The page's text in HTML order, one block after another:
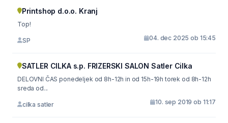
Printshop d.o.o. Kranj
Top!
SP 04. dec 2025 ob 15:45
SATLER CILKA s.p. FRIZERSKI SALON Satler Cilka
DELOVNI ČAS ponedeljek od 8h-12h in od 15h-19h torek od 8h-12h
sreda od...
cilka satler 10. sep 2019 ob 11:17